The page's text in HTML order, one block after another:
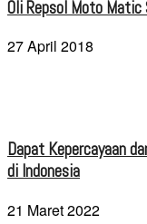
Oli Repsol Moto
27 April 2018
Dapat Kepercayaan
di Indonesia
21 Maret 2022